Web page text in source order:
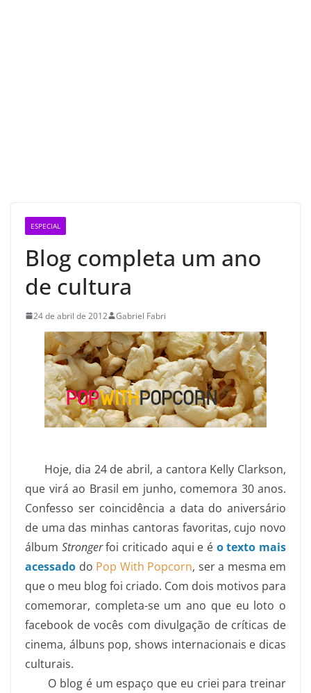
ESPECIAL
Blog completa um ano
de cultura
24 de abril de 2012 Gabriel Fabri
Hoje, dia 24 de abril, a cantora Kelly Clarkson,
que virá ao Brasil em junho, comemora 30 anos.
Confesso ser coincidência a data do aniversário
de uma das minhas cantoras favoritas, cujo novo
álbum Strongerfoi criticado aqui e é o texto mais
acessado do Pop With Popcorn, ser a mesma em
que o meu blog foi criado. Com dois motivos para
comemorar, completa-se um ano que eu loto o
facebook de vocês com divulgação de críticas de
cinema, álbuns pop, shows internacionais e dicas
culturais.
O blog é um espaço que eu criei para treinar